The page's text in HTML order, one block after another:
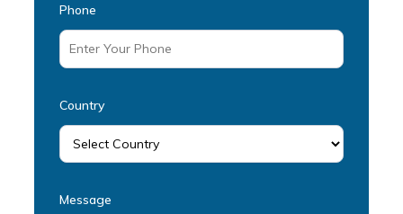
Phone
Country
Message